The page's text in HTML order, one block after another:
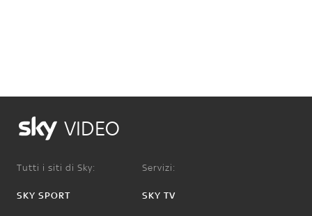
VIDEO
Tutti i siti di Sky:
SKY SPORT
Servizi:
SKY TV